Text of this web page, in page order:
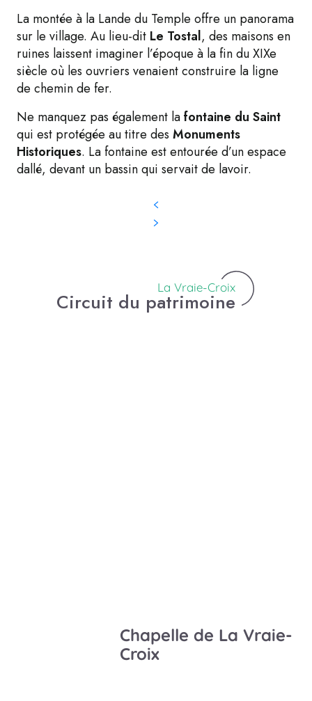
La montée à la Lande du Temple offre un panorama
sur le village. Au lieu-dit Le Tostal, des maisons en
ruines laissent imaginer l’époque à la fin du XIXe
siècle où les ouvriers venaient construire la ligne
de chemin de fer.
Ne manquez pas également lafontaine du Saint
qui est protégée au titre des Monuments
Historiques. La fontaine est entourée d’un espace
dallé, devant un bassin qui servait de lavoir.
La Vraie-Croix
Circuit du patrimoine
Chapelle de La Vraie-
Croix